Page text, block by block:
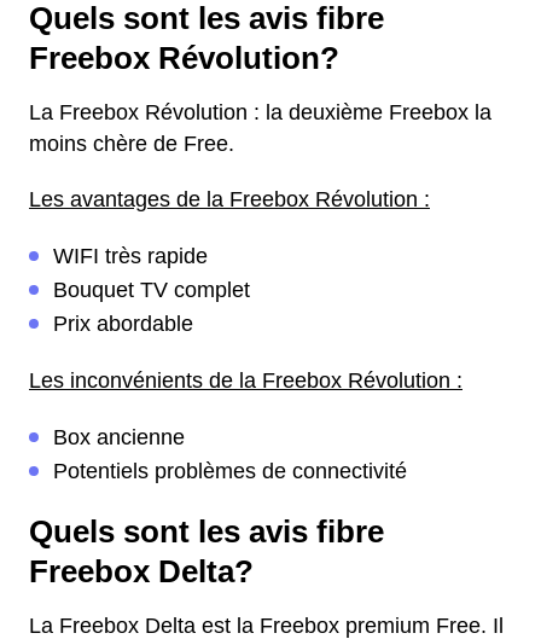
Quels sont les avis fibre
Freebox Révolution?
La Freebox Révolution : la deuxième Freebox la
moins chère de Free.
Les avantages de la Freebox Révolution :
WIFI très rapide
Bouquet TV complet
Prix abordable
Les inconvénients de la Freebox Révolution :
Box ancienne
Potentiels problèmes de connectivité
Quels sont les avis fibre
Freebox Delta?
La Freebox Delta est la Freebox premium Free. Il